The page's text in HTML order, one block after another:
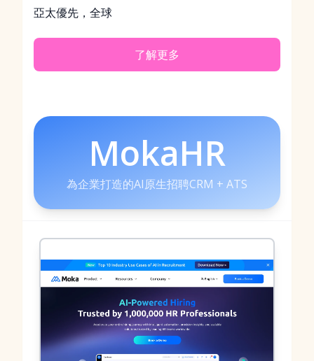
亞太優先，全球
了解更多
MokaHR
為企業打造的AI原生招聘CRM + ATS